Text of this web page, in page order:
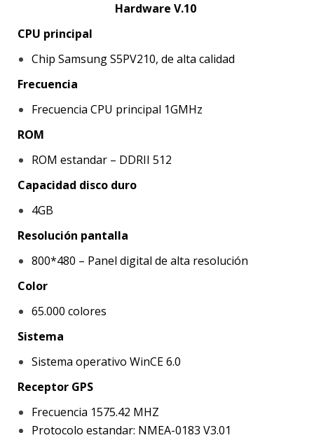
Hardware V.10
CPU principal
Chip Samsung S5PV210, de alta calidad
Frecuencia
Frecuencia CPU principal 1GMHz
ROM
ROM estandar – DDRII 512
Capacidad disco duro
4GB
Resolución pantalla
800*480 – Panel digital de alta resolución
Color
65.000 colores
Sistema
Sistema operativo WinCE 6.0
Receptor GPS
Frecuencia 1575.42 MHZ
Protocolo estandar: NMEA-0183 V3.01